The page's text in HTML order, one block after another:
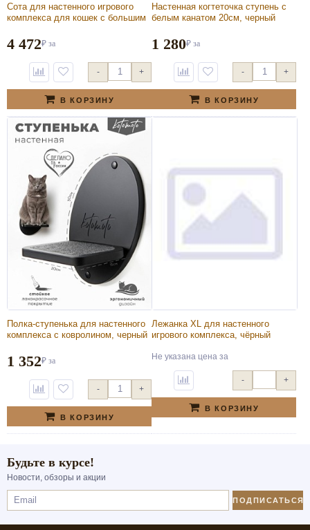
Сота для настенного игрового
комплекса для кошек с большим
4 472₽ за
- +
В КОРЗИНУ
Настенная когтеточка ступень с
белым канатом 20см, черный
1 280₽ за
- +
В КОРЗИНУ
Полка-ступенька для настенного
комплекса с ковролином, черный
1 352₽ за
- +
В КОРЗИНУ
Лежанка XL для настенного
игрового комплекса, чёрный
Не указана цена за
- +
В КОРЗИНУ
Будьте в курсе!
Новости, обзоры и акции
ПОДПИСАТЬСЯ